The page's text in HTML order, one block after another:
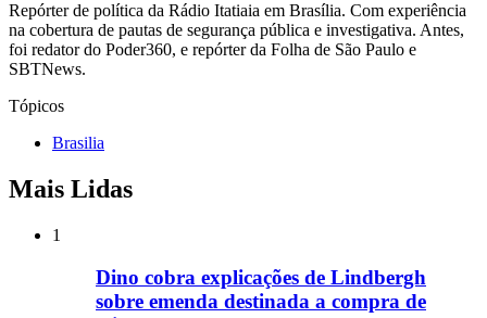
Repórter de política da Rádio Itatiaia em Brasília. Com experiência
na cobertura de pautas de segurança pública e investigativa. Antes,
foi redator do Poder360, e repórter da Folha de São Paulo e
SBTNews.
Tópicos
Brasilia
Mais Lidas
1
Dino cobra explicações de Lindbergh
sobre emenda destinada a compra de